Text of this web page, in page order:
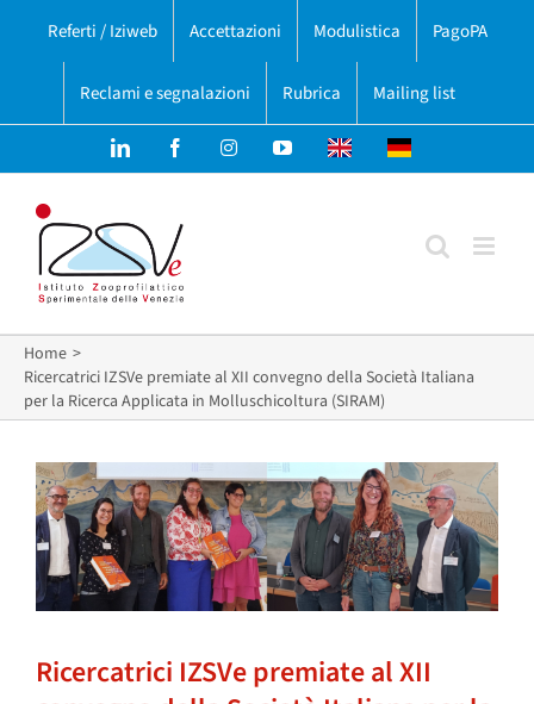
Referti / Iziweb Accettazioni Modulistica PagoPA
Reclami e segnalazioni Rubrica Mailing list
LinkedIn FacebookInstagramYouTubeEnglish
Deutsch
Home
Ricercatrici IZSVe premiate al XII convegno della Società Italiana
per la Ricerca Applicata in Molluschicoltura (SIRAM)
Ricercatrici IZSVe premiate al XII